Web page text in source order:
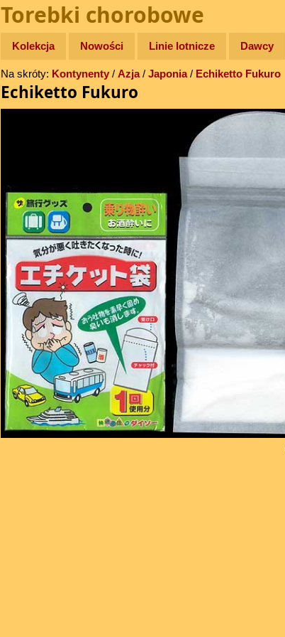
Torebki chorobowe
Kolekcja Nowości Linie lotnicze Dawcy
Na skróty: Kontynenty/ Azja/ Japonia/ Echiketto Fukuro
Echiketto Fukuro